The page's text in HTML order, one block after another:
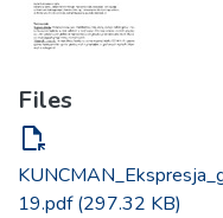
Files
file_open
19.pdf(297.32 KB)